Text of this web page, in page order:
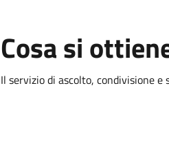
Cosa si
Il servizio di ascolto, condivisione